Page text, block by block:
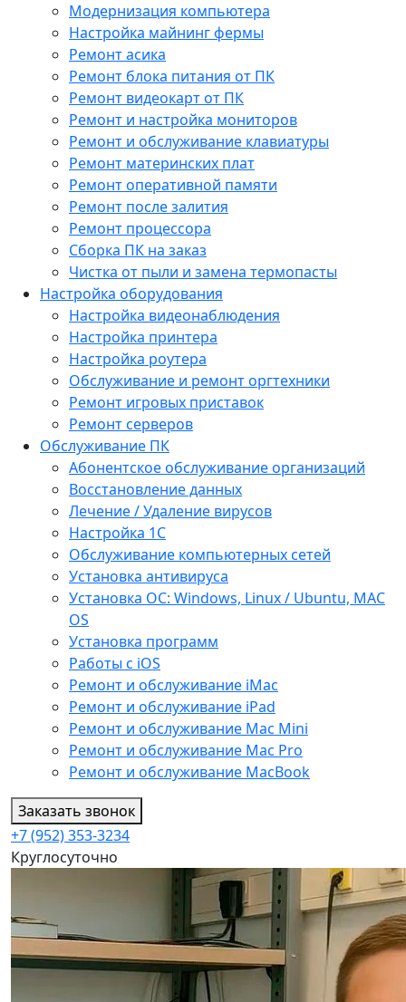
Модернизация компьютера
Настройка майнинг фермы
Ремонт асика
Ремонт блока питания от ПК
Ремонт видеокарт от ПК
Ремонт и настройка мониторов
Ремонт и обслуживание клавиатуры
Ремонт материнских плат
Ремонт оперативной памяти
Ремонт после залития
Ремонт процессора
Сборка ПК на заказ
Чистка от пыли и замена термопасты
Настройка оборудования
Настройка видеонаблюдения
Настройка принтера
Настройка роутера
Обслуживание и ремонт оргтехники
Ремонт игровых приставок
Ремонт серверов
Обслуживание ПК
Абонентское обслуживание организаций
Восстановление данных
Лечение / Удаление вирусов
Настройка 1С
Обслуживание компьютерных сетей
Установка антивируса
Установка ОС: Windows, Linux / Ubuntu, МАС
OS
Установка программ
Работы с iOS
Ремонт и обслуживание iMac
Ремонт и обслуживание iPad
Ремонт и обслуживание Mac Mini
Ремонт и обслуживание Mac Pro
Ремонт и обслуживание MacBook
Заказать звонок
+7 (952) 353-3234
Круглосуточно